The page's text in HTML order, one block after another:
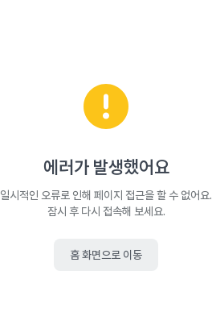
에러가 발생했어요
일시적인 오류로 인해 페이지 접근을 할 수 없어요.
잠시 후 다시 접속해 보세요.
홈 화면으로 이동